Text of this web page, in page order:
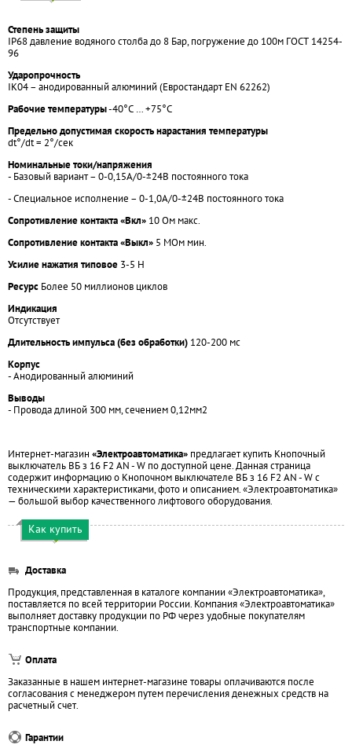
Степень защиты
IP68 давление водяного столба до 8 Бар, погружение до 100м ГОСТ 14254-
96
Ударопрочность
IK04 – анодированный алюминий (Евростандарт EN 62262)
Рабочие температуры-40°С … +75°С
Предельно допустимая скорость нарастания температуры
dt°/dt = 2°/сек
Номинальные токи/напряжения
- Базовый вариант – 0-0,15А/0-±24В постоянного тока
- Специальное исполнение – 0-1,0А/0-±24В постоянного тока
Сопротивление контакта «Вкл» 10 Ом макс.
Сопротивление контакта «Выкл» 5 МОм мин.
Усилие нажатия типовое 3-5 Н
Ресурс Более 50 миллионов циклов
Индикация
Отсутствует
Длительность импульса (без обработки) 120-200 мс
Корпус
- Анодированный алюминий
Выводы
- Провода длиной 300 мм, сечением 0,12мм2
Интернет-магазин «Электроавтоматика» предлагает купить Кнопочный
выключатель ВБ з 16 F2 AN - W по доступной цене. Данная страница
содержит информацию о Кнопочном выключателе ВБ з 16 F2 AN - W с
техническими характеристиками, фото и описанием. «Электроавтоматика»
— большой выбор качественного лифтового оборудования.
Как купить
Доставка
Продукция, представленная в каталоге компании «Электроавтоматика»,
поставляется по всей территории России. Компания «Электроавтоматика»
выполняет доставку продукции по РФ через удобные покупателям
транспортные компании.
Оплата
Заказанные в нашем интернет-магазине товары оплачиваются после
согласования с менеджером путем перечисления денежных средств на
расчетный счет.
Гарантии